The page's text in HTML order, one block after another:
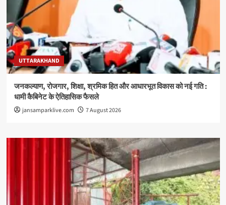
UTTARAKHAND
जनकल्याण, रोजगार, शिक्षा, श्रमिक हित और आधारभूत विकास को नई गति :
धामी कैबिनेट के ऐतिहासिक फैसले
jansamparklive.com 7 August 2026